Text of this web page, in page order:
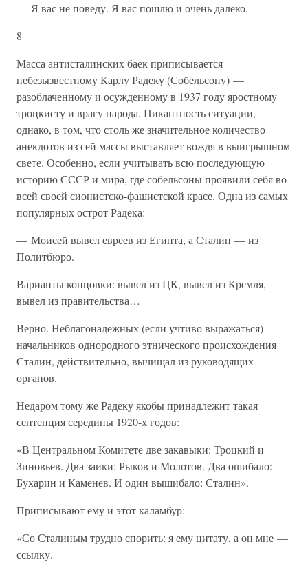
— Я вас не поведу. Я вас пошлю и очень далеко.
8
Масса антисталинских баек приписывается
небезызвестному Карлу Радеку (Собельсону) —
разоблаченному и осужденному в 1937 году яростному
троцкисту и врагу народа. Пикантность ситуации,
однако, в том, что столь же значительное количество
анекдотов из сей массы выставляет вождя в выигрышном
свете. Особенно, если учитывать всю последующую
историю СССР и мира, где собельсоны проявили себя во
всей своей сионистско-фашистской красе. Одна из самых
популярных острот Радека:
— Моисей вывел евреев из Египта, а Сталин — из
Политбюро.
Варианты концовки: вывел из ЦК, вывел из Кремля,
вывел из правительства…
Верно. Неблагонадежных (если учтиво выражаться)
начальников однородного этнического происхождения
Сталин, действительно, вычищал из руководящих
органов.
Недаром тому же Радеку якобы принадлежит такая
сентенция середины 1920-х годов:
«В Центральном Комитете две закавыки: Троцкий и
Зиновьев. Два заики: Рыков и Молотов. Два ошибало:
Бухарин и Каменев. И один вышибало: Сталин».
Приписывают ему и этот каламбур:
«Со Сталиным трудно спорить: я ему цитату, а он мне —
ссылку.